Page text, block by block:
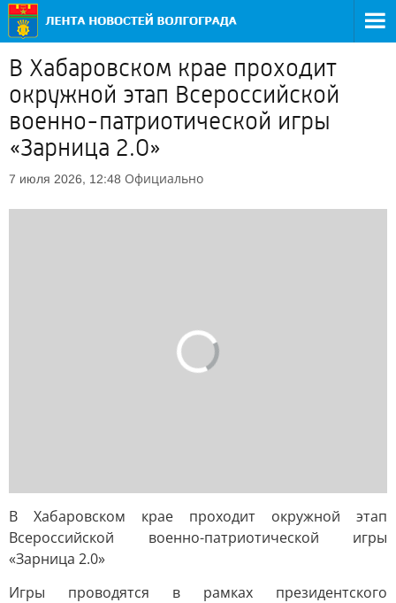
В Хабаровском крае проходит
окружной этап Всероссийской
военно-патриотической игры
«Зарница 2.0»
7 июля 2026, 12:48 Официально
В Хабаровском крае проходит окружной этап
Всероссийской военно-патриотической игры
«Зарница 2.0»
Игры проводятся в рамках президентского